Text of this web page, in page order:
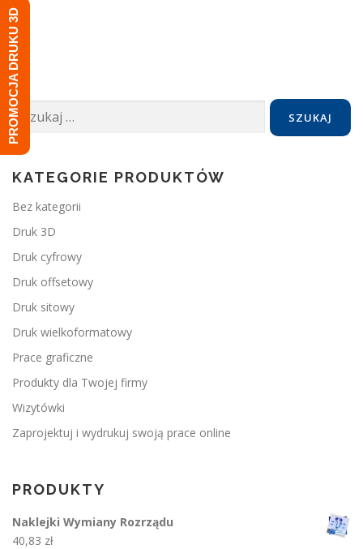
Szukaj:
KATEGORIE PRODUKTÓW
Bez kategorii
Druk 3D
Druk cyfrowy
Druk offsetowy
Druk sitowy
Druk wielkoformatowy
Prace graficzne
Produkty dla Twojej firmy
Wizytówki
Zaprojektuj i wydrukuj swoją prace online
PRODUKTY
Naklejki Wymiany Rozrządu
40,83 zł
PROMOCJA DRUKU 3D